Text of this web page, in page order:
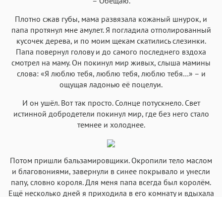
Плотно сжав губы, мама развязала кожаный шнурок, и
папа протянул мне амулет. Я погладила отполированный
кусочек дерева, и по моим щекам скатились слезинки.
Папа повернул голову и до самого последнего вздоха
смотрел на маму. Он покинул мир живых, слыша мамины
слова: «Я люблю тебя, люблю тебя, люблю тебя…» – и
ощущая ладонью её поцелуи.
И он ушёл. Вот так просто. Солнце потускнело. Свет
истинной добродетели покинул мир, где без него стало
темнее и холоднее.
Потом пришли бальзамировщики. Окропили тело маслом
и благовониями, завернули в синее покрывало и унесли
папу, словно короля. Для меня папа всегда был королём.
Ещё несколько дней я приходила в его комнату и вдыхала